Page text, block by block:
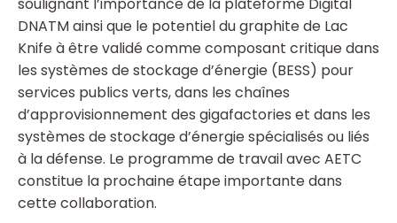
DNATM ainsi que le potentiel du graphite de Lac
Knife à être validé comme composant critique dans
les systèmes de stockage d’énergie (BESS) pour
services publics verts, dans les chaînes
d’approvisionnement des gigafactories et dans les
systèmes de stockage d’énergie spécialisés ou liés
à la défense. Le programme de travail avec AETC
constitue la prochaine étape importante dans
cette collaboration.